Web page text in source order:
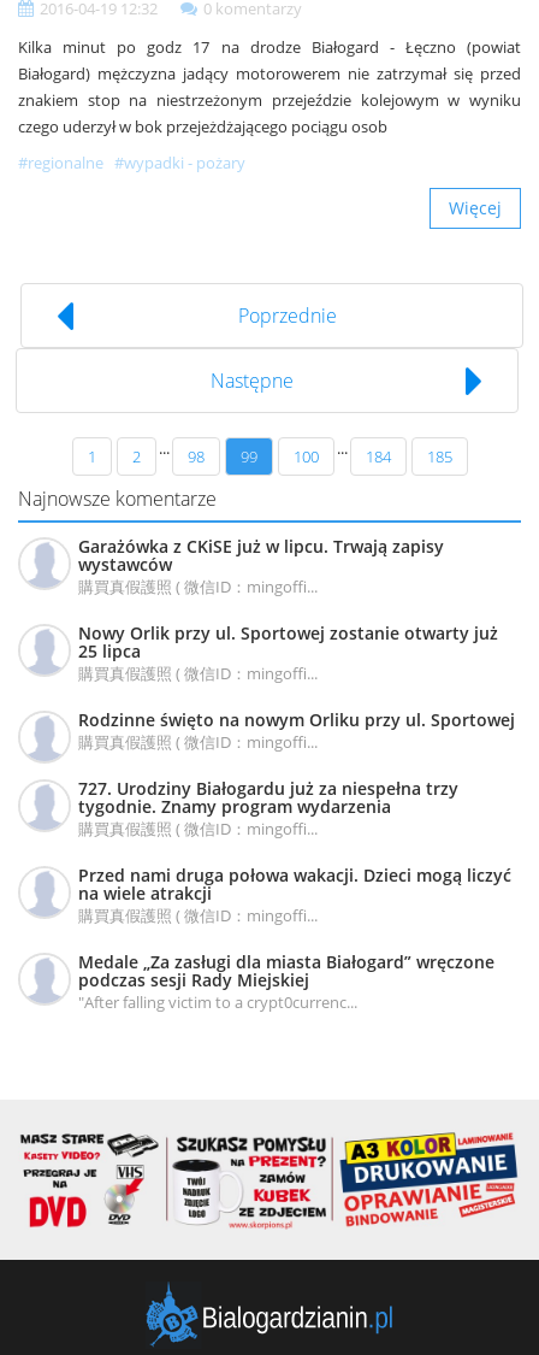
2016-04-19 12:32
0 komentarzy
Kilka minut po godz 17 na drodze Białogard - Łęczno (powiat
Białogard) mężczyzna jadący motorowerem nie zatrzymał się przed
znakiem stop na niestrzeżonym przejeździe kolejowym w wyniku
czego uderzył w bok przejeżdżającego pociągu osob
#regionalne #wypadki - pożary
Więcej
Poprzednie
Następne
1 2 ... 98 99 100 ... 184 185
Najnowsze komentarze
Garażówka z CKiSE już w lipcu. Trwają zapisy
wystawców
購買真假護照 ( 微信ID：mingoffi...
Nowy Orlik przy ul. Sportowej zostanie otwarty już
25 lipca
購買真假護照 ( 微信ID：mingoffi...
Rodzinne święto na nowym Orliku przy ul. Sportowej
購買真假護照 ( 微信ID：mingoffi...
727. Urodziny Białogardu już za niespełna trzy
tygodnie. Znamy program wydarzenia
購買真假護照 ( 微信ID：mingoffi...
Przed nami druga połowa wakacji. Dzieci mogą liczyć
na wiele atrakcji
購買真假護照 ( 微信ID：mingoffi...
Medale „Za zasługi dla miasta Białogard” wręczone
podczas sesji Rady Miejskiej
"After falling victim to a crypt0currenc...